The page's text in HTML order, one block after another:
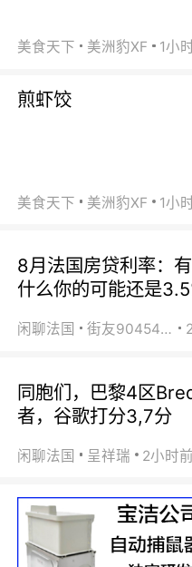
美食天下 美洲豹XF 1小
煎虾饺
美食天下 美洲豹XF 1小
8月法国房贷利率：
什么你的可能还是
闲聊法国 街友90454511
同胞们，巴黎4区
者，谷歌打分3,7分
闲聊法国 呈祥瑞 2小时前